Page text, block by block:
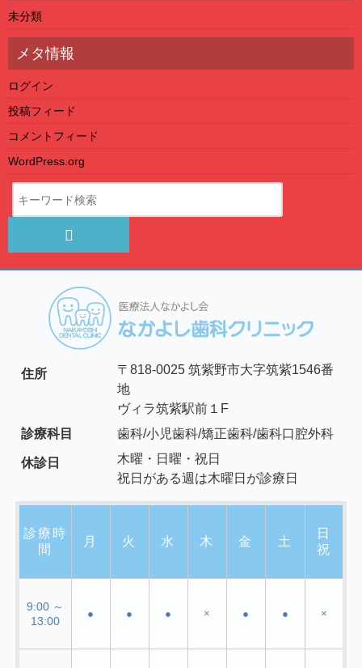
未分類
メタ情報
ログイン
投稿フィード
コメントフィード
WordPress.org
住所
〒818-0025 筑紫野市大字筑紫1546番
地
ヴィラ筑紫駅前１F
診療科目
歯科/小児歯科/矯正歯科/歯科口腔外科
休診日
木曜・日曜・祝日
祝日がある週は木曜日が診療日
診療時
間
月 火 水 木 金 土
日
祝
9:00 ～
13:00
● ● ● × ● ● ×